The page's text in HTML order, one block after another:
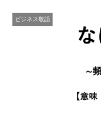
ビジネス敬語